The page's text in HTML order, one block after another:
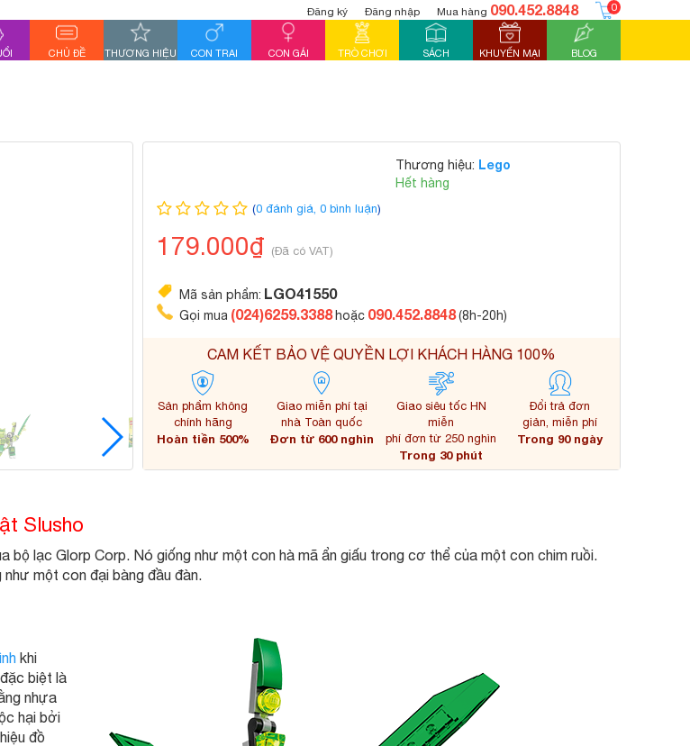
Đăng ký Đăng nhập Mua hàng 090.452.8848 0
CHỦ ĐỀ THƯƠNG HIỆU CON TRAI CON GÁI TRÒ CHƠI SÁCH KHUYẾN MẠI BLOG
Thương hiệu: Lego
Hết hàng
(0 đánh giá, 0 bình luận)
179.000₫ (Đã có VAT)
CAM KẾT BẢO VỆ QUYỀN LỢI KHÁCH HÀNG 100%
Sản phẩm không
chính hãng
Hoàn tiền 500%
Giao miễn phí tại
nhà Toàn quốc
Đơn từ 600 nghìn
Giao siêu tốc HN
miễn
phí đơn từ 250 nghìn
Trong 30 phút
Đổi trả đơn
giản, miễn phí
Trong 90 ngày
Mã sản phẩm: LGO41550
Gọi mua (024)6259.3388 hoặc 090.452.8848(8h-20h)
Slusho
bộ lạc Glorp Corp. Nó giống như một con hà mã ẩn giấu trong cơ thể của một con chim ruồi.
một con đại bàng đầu đàn.
khi
biệt là
nhựa
hại bởi
đồ